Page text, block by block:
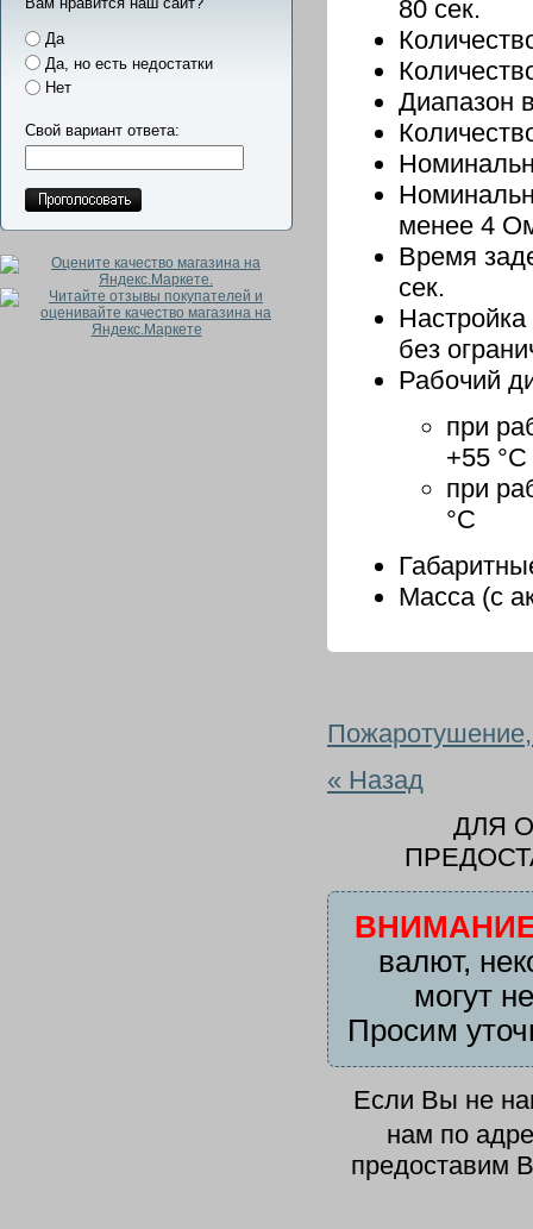
80 сек.
Диапазон
менее 4
Время
сек.
без
Рабочий
при
+55 °С
при
°С
Масса (с
« Назад
ДЛЯ
валют,
могут
Просим
Если Вы не
нам по
предоставим
Да
Да, но есть недостатки
Нет
Свой вариант ответа: